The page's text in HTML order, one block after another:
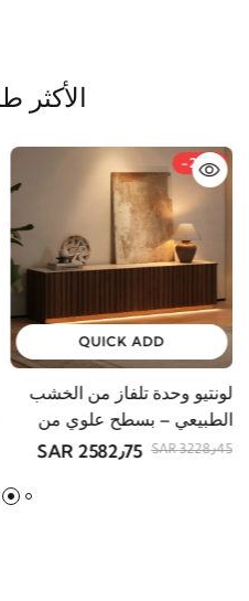
الأكثر
-20%
QUICK ADD
لونتيو وحدة تلفاز من الخشب
الطبيعي – بسطح علوي من
الحجر